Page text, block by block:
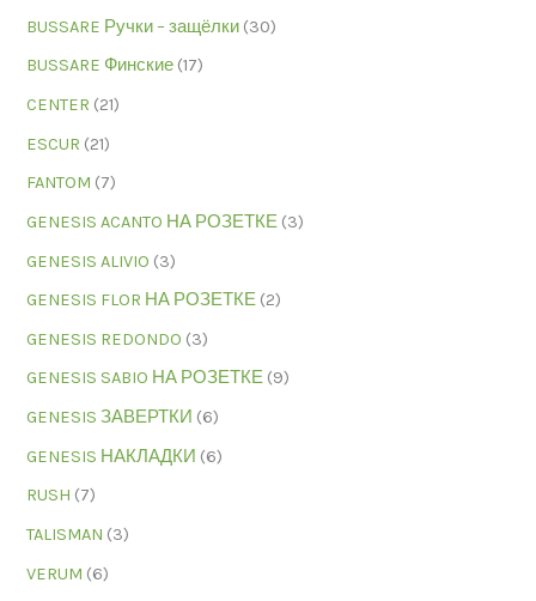
BUSSARE Ручки – защёлки (30)
BUSSARE Финские (17)
CENTER (21)
ESCUR (21)
FANTOM (7)
GENESIS ACANTO НА РОЗЕТКЕ (3)
GENESIS ALIVIO (3)
GENESIS FLOR НА РОЗЕТКЕ (2)
GENESIS REDONDO (3)
GENESIS SABIO НА РОЗЕТКЕ (9)
GENESIS ЗАВЕРТКИ (6)
GENESIS НАКЛАДКИ (6)
RUSH (7)
TALISMAN (3)
VERUM (6)